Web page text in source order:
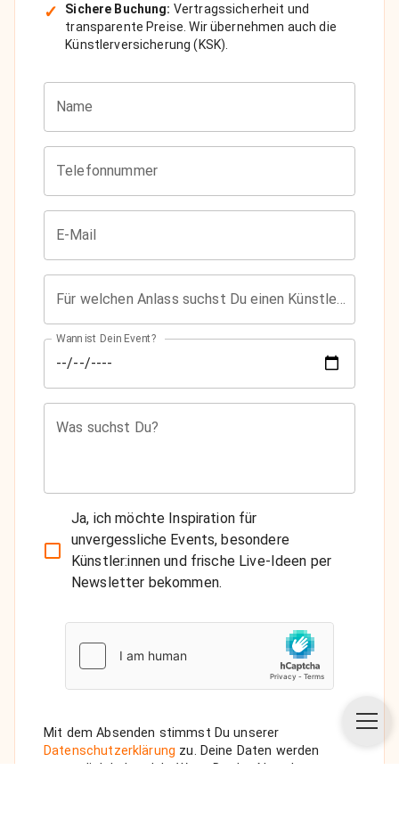
✓ Sichere Buchung: Vertragssicherheit und
transparente Preise. Wir übernehmen auch die
Künstlerversicherung (KSK).
Name
Telefonnummer
E-Mail
Wann ist Dein Event?
Was suchst Du?
Ja, ich möchte Inspiration für
unvergessliche Events, besondere
Künstler:innen und frische Live-Ideen per
Newsletter bekommen.
Mit dem Absenden stimmst Du unserer
Datenschutzerklärung zu. Deine Daten werden
vertraulich behandelt. Wenn Du den Newsletter